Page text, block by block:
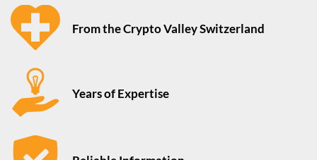
From the Crypto Valley Switzerland
Years of Expertise